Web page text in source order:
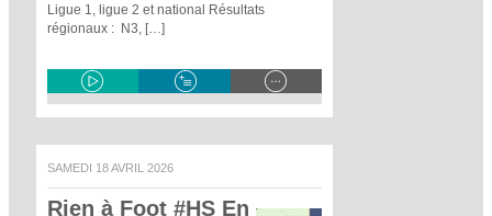
Ligue 1, ligue 2 et national Résultats
régionaux : N3, […]
SAMEDI 18 AVRIL 2026
Rien à Foot #HS En